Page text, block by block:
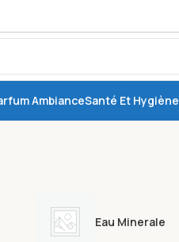
AmbianceSanté Et Hygiène
Eau Minerale